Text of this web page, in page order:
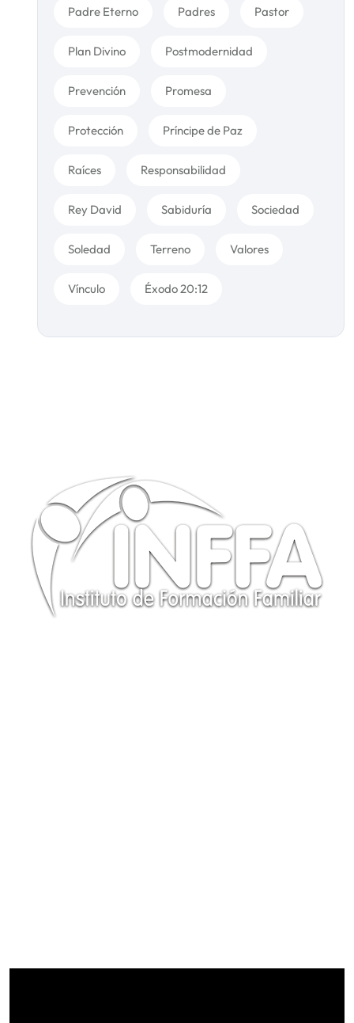
Padre Eterno Padres Pastor
Plan Divino Postmodernidad
Prevención Promesa
Protección Príncipe de Paz
Raíces Responsabilidad
Rey David Sabiduría Sociedad
Soledad Terreno Valores
Vínculo Éxodo 20:12